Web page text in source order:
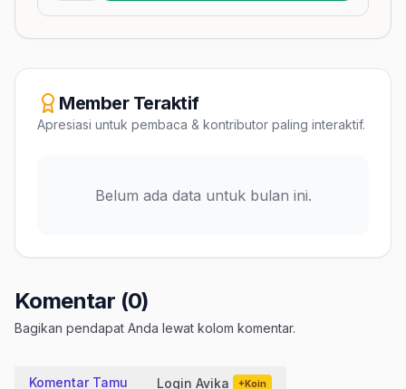
Member Teraktif
Apresiasi untuk pembaca & kontributor paling interaktif.
Belum ada data untuk bulan ini.
Komentar (0)
Bagikan pendapat Anda lewat kolom komentar.
Komentar Tamu Login Avika +Koin